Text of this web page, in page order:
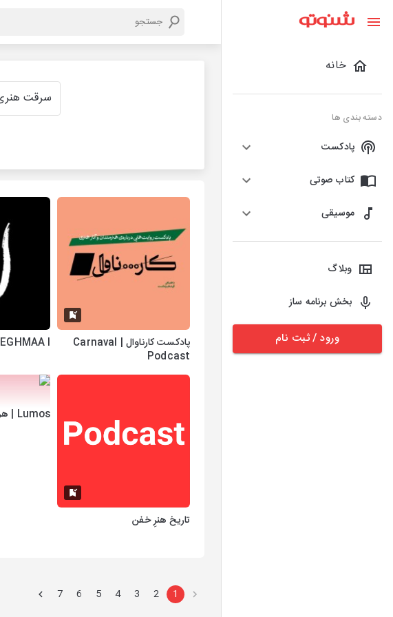
خانه
دسته بندی ها
پادکست
کتاب صوتی
موسیقی
وبلاگ
بخش برنامه ساز
ورود / ثبت نام
پادکست کارناوال | Carnaval
Podcast
EGHMAA I اغما
تاریخ هنرِ خفن
Lumos | هری پاتر با لوموس
1
2
3
4
5
6
7